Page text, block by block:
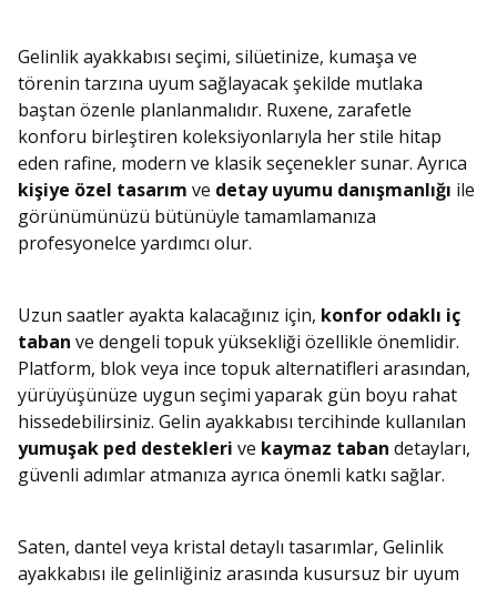
Gelinlik ayakkabısı seçimi, silüetinize, kumaşa ve
törenin tarzına uyum sağlayacak şekilde mutlaka
baştan özenle planlanmalıdır. Ruxene, zarafetle
konforu birleştiren koleksiyonlarıyla her stile hitap
eden rafine, modern ve klasik seçenekler sunar. Ayrıca
kişiye özel tasarım ve detay uyumu danışmanlığı ile
görünümünüzü bütünüyle tamamlamanıza
profesyonelce yardımcı olur.
Uzun saatler ayakta kalacağınız için, konfor odaklı iç
taban ve dengeli topuk yüksekliği özellikle önemlidir.
Platform, blok veya ince topuk alternatifleri arasından,
yürüyüşünüze uygun seçimi yaparak gün boyu rahat
hissedebilirsiniz. Gelin ayakkabısı tercihinde kullanılan
yumuşak ped destekleri ve kaymaz taban detayları,
güvenli adımlar atmanıza ayrıca önemli katkı sağlar.
Saten, dantel veya kristal detaylı tasarımlar, Gelinlik
ayakkabısı ile gelinliğiniz arasında kusursuz bir uyum